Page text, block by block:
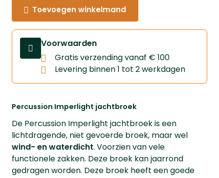
Percussion Imperlight jachtbroek
De Percussion Imperlight jachtbroek is een
lichtdragende, niet gevoerde broek, maar wel
wind- en waterdicht. Voorzien van vele
functionele zakken. Deze broek kan jaarrond
gedragen worden. Deze broek heeft een goede
Toevoegen winkelmand
Voorwaarden
Gratis verzending vanaf € 100
Levering binnen 1 tot 2 werkdagen